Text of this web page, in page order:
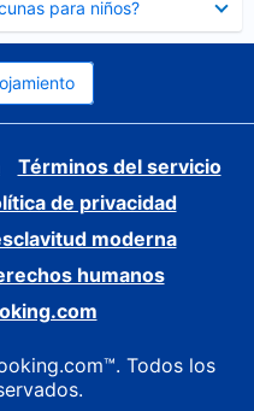
para niños?
Términos del servicio
de privacidad
moderna
humanos
Todos los